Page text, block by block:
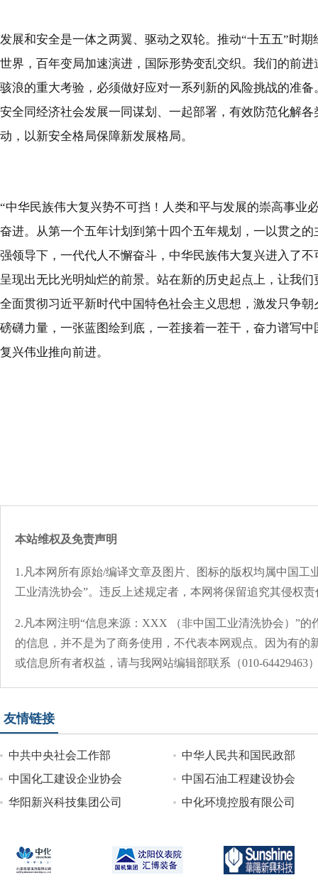
发展和安全是一体之两翼、驱动之双轮。推动“十五五”时
世界，百年变局加速演进，国际形势变乱交织。我们的前
骇浪的重大考验，必须做好应对一系列新的风险挑战的准
安全同经济社会发展一同谋划、一起部署，有效防范化解
动，以新安全格局保障新发展格局。
“中华民族伟大复兴势不可挡！人类和平与发展的崇高事业
奋进。从第一个五年计划到第十四个五年规划，一以贯之
强领导下，一代代人不懈奋斗，中华民族伟大复兴进入了
呈现出无比光明灿烂的前景。站在新的历史起点上，让我
全面贯彻习近平新时代中国特色社会主义思想，激发只争
磅礴力量，一张蓝图绘到底，一茬接着一茬干，奋力谱写
复兴伟业推向前进。
本站维权及免责声明
1.凡本网所有原始/编译文章及图片、图标的版权均属中国
工业清洗协会”。违反上述规定者，本网将保留追究其侵权
2.凡本网注明“信息来源：XXX （非中国工业清洗协会）”
的信息，并不是为了商务使用，不代表本网观点。因为有
或信息所有者权益，请与我网站编辑部联系（010-
友情链接
中共中央社会工作部
中华人民共和国民政部
中国化工建设企业协会
中国石油工程建设协会
华阳新兴科技集团公司
中化环境控股有限公司